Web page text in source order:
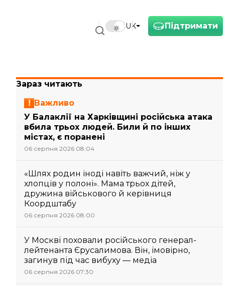
Підтримати
UK
Зараз читають
Важливо
У Балаклії на Харківщині російська атака
вбила трьох людей. Били й по інших
містах, є поранені
06 серпня 2026 08:04
«Шлях родин іноді навіть важчий, ніж у
хлопців у полоні». Мама трьох дітей,
дружина військового й керівниця
Коордштабу
06 серпня 2026 08:00
У Москві поховали російського генерал-
лейтенанта Єрусалимова. Він, імовірно,
загинув під час вибуху — медіа
06 серпня 2026 07:30